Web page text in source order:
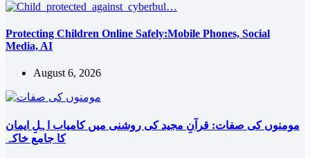
Protecting Children Online Safely:Mobile Phones, Social
Media, AI
August 6, 2026
مومنوں کی صفات: قرآنِ مجید کی روشنی میں کامیاب اہلِ ایمان
کا جامع خاکہ